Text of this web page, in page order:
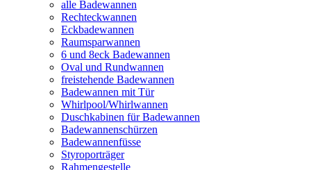
alle Badewannen
Rechteckwannen
Eckbadewannen
Raumsparwannen
6 und 8eck Badewannen
Oval und Rundwannen
freistehende Badewannen
Badewannen mit Tür
Whirlpool/Whirlwannen
Duschkabinen für Badewannen
Badewannenschürzen
Badewannenfüsse
Styroporträger
Rahmengestelle